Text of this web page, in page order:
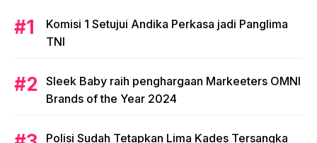
Komisi 1 Setujui Andika Perkasa jadi Panglima
TNI
Sleek Baby raih penghargaan Markeeters OMNI
Brands of the Year 2024
Polisi Sudah Tetapkan Lima Kades Tersangka